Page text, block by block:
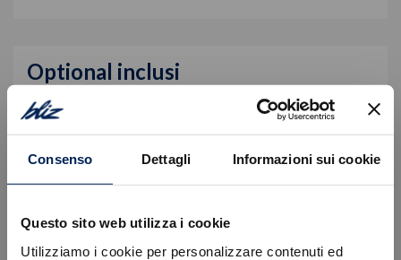
Consenso Dettagli Informazioni sui cookie
Questo sito web utilizza i cookie
Utilizziamo i cookie per personalizzare contenuti ed
Optional inclusi
Nero Cinema
Equipaggiamento di serie
Descrizione